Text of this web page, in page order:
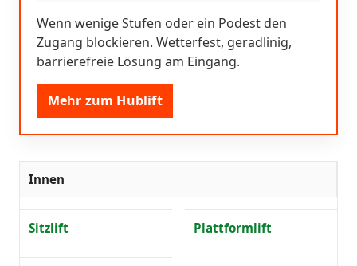
Wenn wenige Stufen oder ein Podest den
Zugang blockieren. Wetterfest, geradlinig,
barrierefreie Lösung am Eingang.
Mehr zum Hublift
Innen
Sitzlift Plattformlift